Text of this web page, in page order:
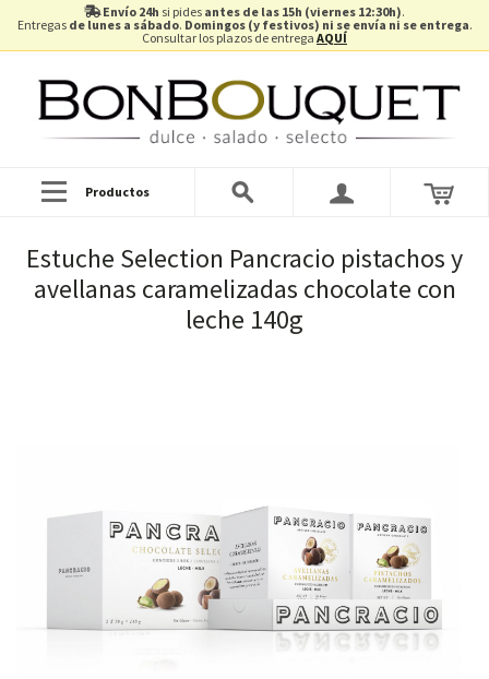
Envío 24h si pides antes de las 15h (viernes 12:30h).
Entregas de lunes a sábado. Domingos (y festivos) ni se envía ni se entrega.
Consultar los plazos de entrega AQUÍ
Productos
Estuche Selection Pancracio pistachos y
avellanas caramelizadas chocolate con
leche 140g